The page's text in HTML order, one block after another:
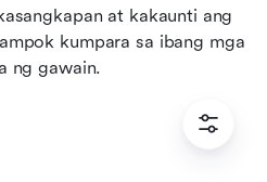
at kakaunti ang
kumpara sa ibang mga
ng gawain.